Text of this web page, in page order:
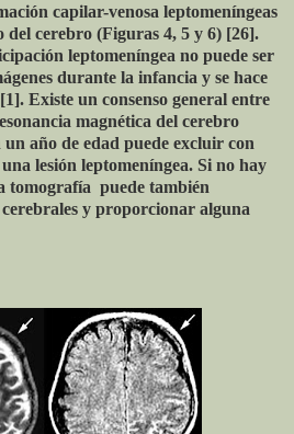
capilar-venosa leptomeníngeas
del cerebro (Figuras 4, 5 y 6) [26].
leptomeníngea no puede ser
durante la infancia y se hace
Existe un consenso general entre
magnética del cerebro
año de edad puede excluir con
lesión leptomeníngea. Si no hay
tomografía puede también
y proporcionar alguna